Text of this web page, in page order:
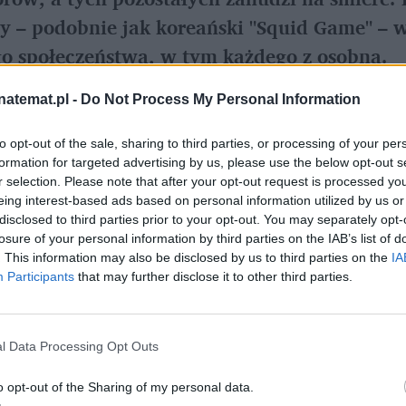
- Do Not Process My Personal Information
opt-out of the sale, sharing to third parties, or processing of your
for targeted advertising by us, please use the below opt-out
selection. Please note that after your opt-out request is processed
interest-based ads based on personal information utilized by us
to third parties prior to your opt-out. You may separately
of your personal information by third parties on the IAB’s list of
This information may also be disclosed by us to third parties on the
Participants that may further disclose it to other third parties.
Data Processing Opt Outs
opt-out of the Sharing of my personal data.
– podobnie jak koreański "Squid Game" –
społeczeństwa, w tym każdego z osobna.
Rozrywka naTemat jako preferowane medium w
dot. filmu "Exit 8".
w ostatnich latach zdjęta. "Exit 8"
przykładem. Nie dość, że wkracza na
się najlepiej tylko wtedy, gdy uważnie
jest nim tokijska stacja metra